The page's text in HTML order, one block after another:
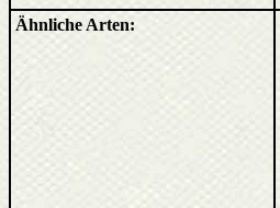
Ähnliche Arten: